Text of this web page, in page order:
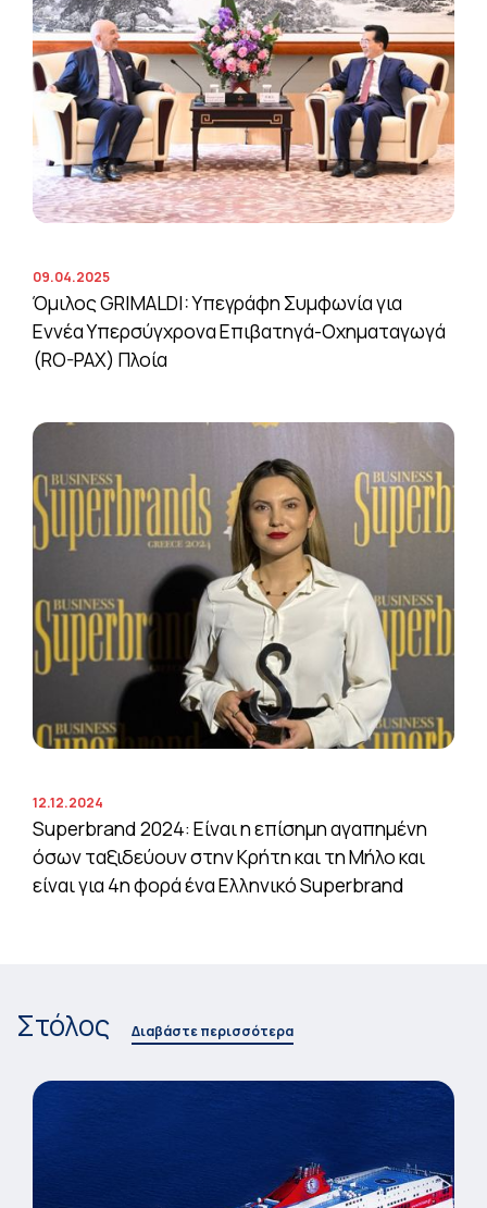
09.04.2025
Όμιλος GRIMALDI: Υπεγράφη Συμφωνία για
Εννέα Υπερσύγχρονα Επιβατηγά-Οχηματαγωγά
(RO-PAX) Πλοία
12.12.2024
Superbrand 2024: Είναι η επίσημη αγαπημένη
όσων ταξιδεύουν στην Κρήτη και τη Μήλο και
είναι για 4η φορά ένα Ελληνικό Superbrand
Στόλος Διαβάστε περισσότερα